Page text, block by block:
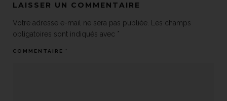
LAISSER UN COMMENTAIRE
Votre adresse e-mail ne sera pas publiée. Les champs
obligatoires sont indiqués avec *
COMMENTAIRE *